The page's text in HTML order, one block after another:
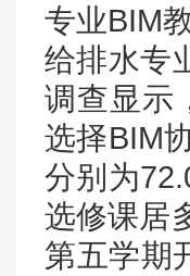
专业BIM
给排水专
调查显示
选择BIM
分别为
选修课居
第五学期